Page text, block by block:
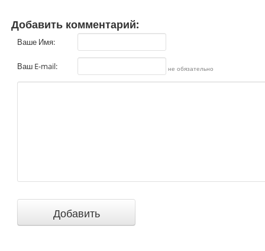
Добавить комментарий:
Ваше Имя:
Ваш E-mail: не обязательно